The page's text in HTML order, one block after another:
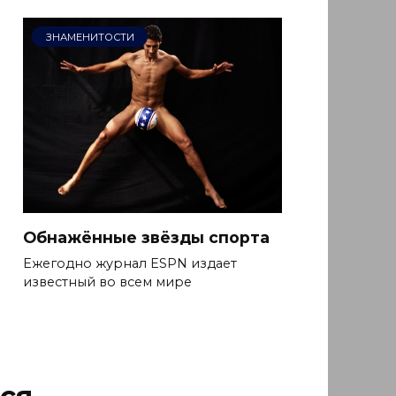
ЗНАМЕНИТОСТИ
Обнажённые звёзды спорта
Ежегодно журнал ESPN издает
известный во всем мире